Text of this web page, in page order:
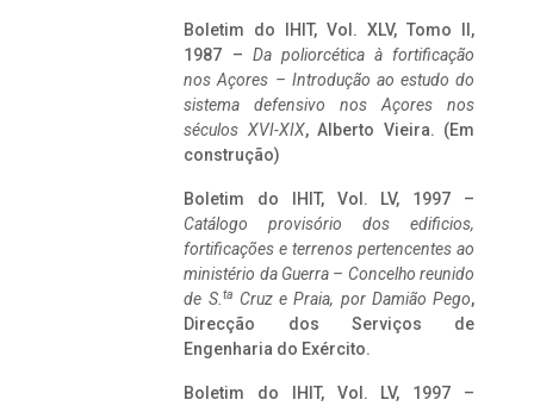
Boletim do IHIT, Vol. XLV, Tomo II,
1987 – Da poliorcética à fortificação
nos Açores – Introdução ao estudo do
sistema defensivo nos Açores nos
séculos XVI-XIX, Alberto Vieira. (Em
construção)
Boletim do IHIT, Vol. LV, 1997 –
Catálogo provisório dos edificios,
fortificações e terrenos pertencentes ao
ministério da Guerra – Concelho reunido
de S. ta Cruz e Praia, por Damião Pego,
Direcção dos Serviços de
Engenharia do Exército.
Boletim do IHIT, Vol. LV, 1997 –